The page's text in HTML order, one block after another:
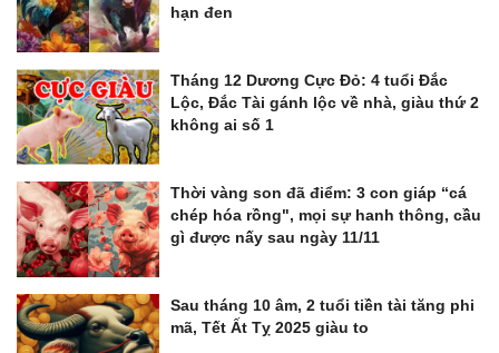
hạn đen
Tháng 12 Dương Cực Đỏ: 4 tuổi Đắc
Lộc, Đắc Tài gánh lộc về nhà, giàu thứ 2
không ai số 1
Thời vàng son đã điểm: 3 con giáp “cá
chép hóa rồng", mọi sự hanh thông, cầu
gì được nấy sau ngày 11/11
Sau tháng 10 âm, 2 tuổi tiền tài tăng phi
mã, Tết Ất Tỵ 2025 giàu to